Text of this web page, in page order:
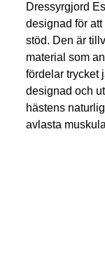
Dressyrgjord
designad för
stöd. Den är
material som
fördelar trycket
designad och
hästens
avlasta